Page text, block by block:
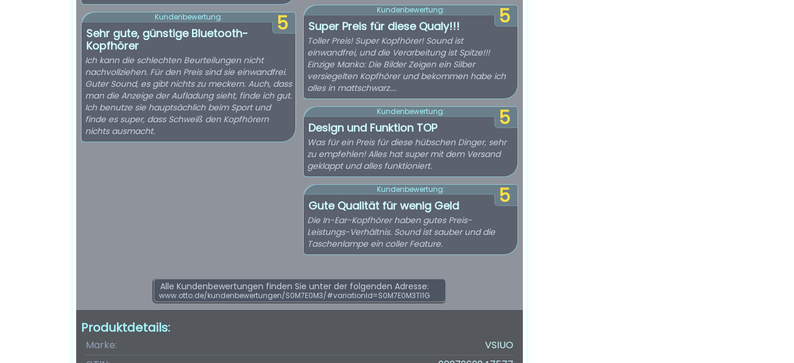
5
Kundenbewertung:
Sehr gute, günstige Bluetooth-
Kopfhörer
Ich kann die schlechten Beurteilungen nicht
nachvollziehen. Für den Preis sind sie einwandfrei.
Guter Sound, es gibt nichts zu meckern. Auch, dass
man die Anzeige der Aufladung sieht, finde ich gut.
Ich benutze sie hauptsächlich beim Sport und
finde es super, dass Schweiß den Kopfhörern
nichts ausmacht.
5
Kundenbewertung:
Super Preis für diese Qualy!!!
Toller Preis! Super Kopfhörer! Sound ist
einwandfrei, und die Verarbeitung ist Spitze!!!
Einzige Manko: Die Bilder Zeigen ein Silber
versiegelten Kopfhörer und bekommen habe ich
alles in mattschwarz....
5
Kundenbewertung:
Design und Funktion TOP
Was für ein Preis für diese hübschen Dinger, sehr
zu empfehlen! Alles hat super mit dem Versand
geklappt und alles funktioniert.
5
Kundenbewertung:
Gute Qualität für wenig Geld
Die In-Ear-Kopfhörer haben gutes Preis-
Leistungs-Verhältnis. Sound ist sauber und die
Taschenlampe ein coller Feature.
Alle Kundenbewertungen finden Sie unter der folgenden Adresse:
www.otto.de/kundenbewertungen/S0M7E0M3/#variationId=S0M7E0M3TI1G
Produktdetails:
Marke:
VSIUO